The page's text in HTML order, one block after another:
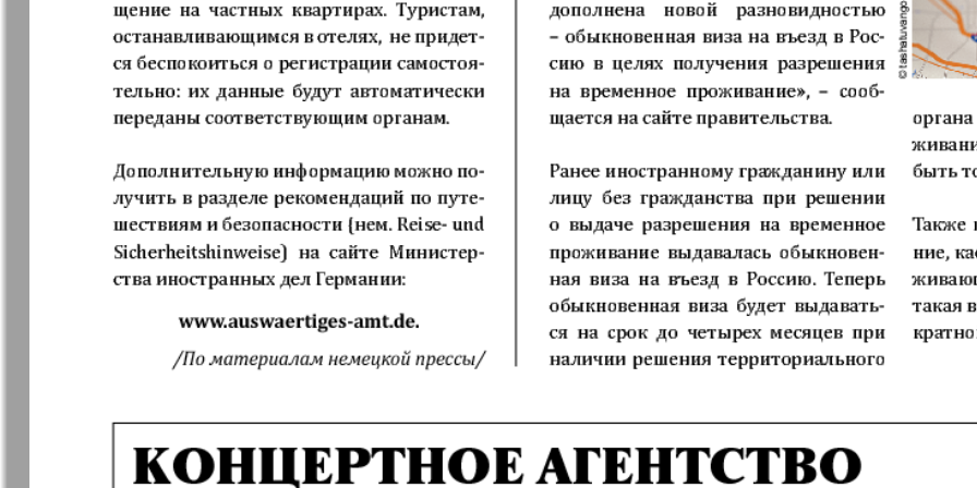
Jüdische Zeitung
Evrejskaja
Panorama
Europa Ekspress Jasmin
Zakon i ludi
Aufzeichnungen
Izum iDEAL Karriere
KP Europe
Krot in
Deutschland